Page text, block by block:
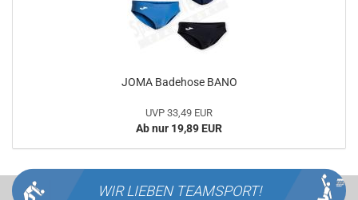
JOMA Badehose BANO
UVP 33,49 EUR
Ab nur 19,89 EUR
WIR LIEBEN TEAMSPORT!